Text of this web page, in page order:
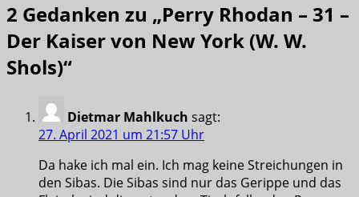
2 Gedanken zu „Perry Rhodan – 31 –
Der Kaiser von New York (W. W.
Shols)“
Dietmar Mahlkuch sagt:
27. April 2021 um 21:57 Uhr
Da hake ich mal ein. Ich mag keine Streichungen in
den Sibas. Die Sibas sind nur das Gerippe und das